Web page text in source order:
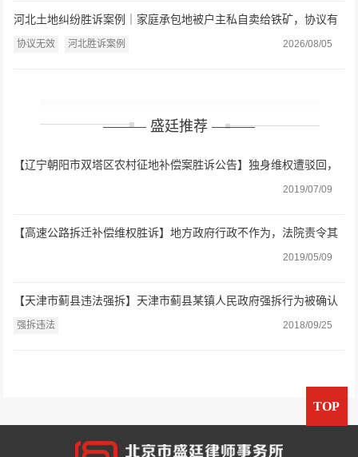
河北土地纠纷胜诉案例｜家庭承包地被户主私自卖给铁矿，协议有
效还是无效？法院：违反强制性规定，协议无效
协议无效 河北胜诉案例 2026/08/05
——— 盛廷推荐 ———
【辽宁朝阳市双塔区农村征地补偿案胜诉公告】独身维权遭驳回，
2019/07/09
【高速公路拆迁补偿维权胜诉】地方政府行政不作为，法院责令其
2019/05/09
【天津市蓟县违法强拆】天津市蓟县某镇人民政府强拆行为被确认
违法
强拆违法 2018/09/25
TOP